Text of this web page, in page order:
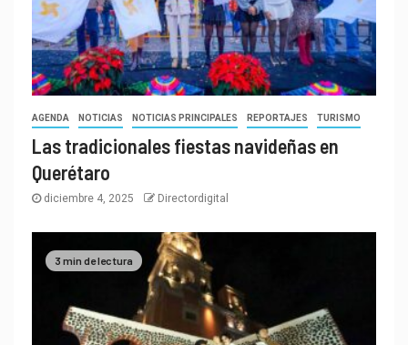
AGENDA NOTICIAS NOTICIAS PRINCIPALES REPORTAJES TURISMO
Las tradicionales fiestas navideñas en
Querétaro
diciembre 4, 2025 Directordigital
3 min de lectura